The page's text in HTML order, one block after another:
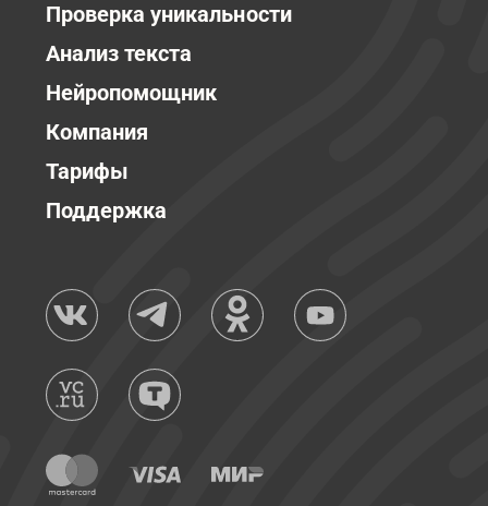
Проверка уникальности
Анализ текста
Нейропомощник
Компания
Тарифы
Поддержка